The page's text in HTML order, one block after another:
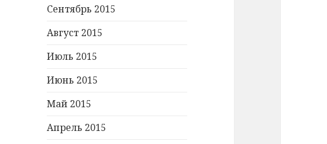
Сентябрь 2015
Август 2015
Июль 2015
Июнь 2015
Май 2015
Апрель 2015